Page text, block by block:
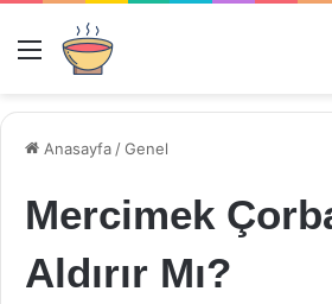
Menü
Anasayfa /Genel
Mercimek
Aldırır Mı?